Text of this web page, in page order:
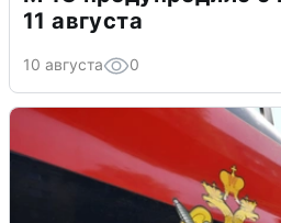
11 августа
10 августа 0